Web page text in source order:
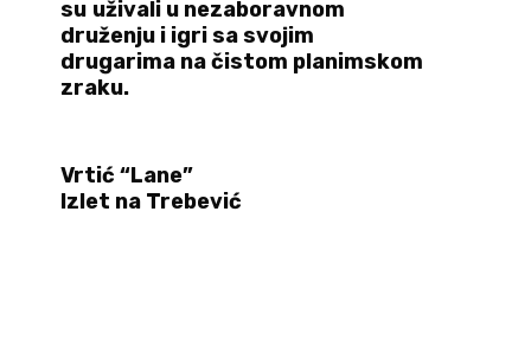
su uživali u nezaboravnom
druženju i igri sa svojim
drugarima na čistom planimskom
zraku.
Vrtić “Lane”
Izlet na Trebević